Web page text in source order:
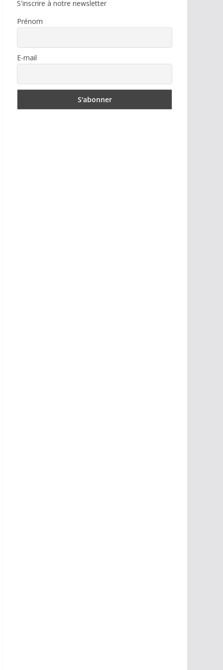
S'inscrire à notre newsletter
Prénom
E-mail